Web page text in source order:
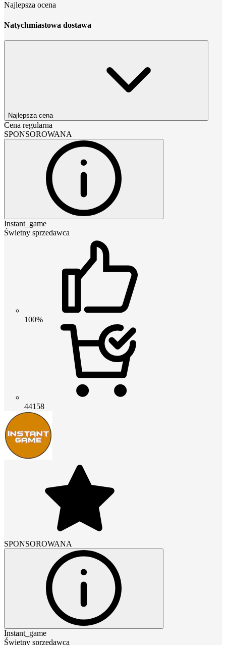
Najlepsza ocena
Natychmiastowa dostawa
Najlepsza cena
Cena regularna
SPONSOROWANA
Instant_game
Świetny sprzedawca
100%
44158
SPONSOROWANA
Instant_game
Świetny sprzedawca